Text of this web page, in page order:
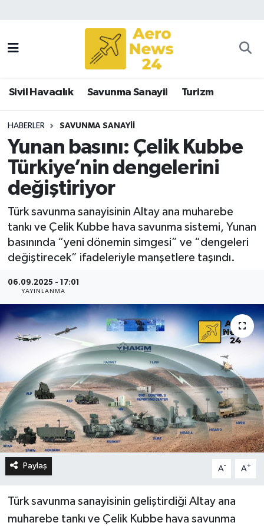
Sivil Havacılık Savunma Sanayii Turizm
HABERLER SAVUNMA SANAYII
Yunan basını: Çelik Kubbe
Türkiye’nin dengelerini
değiştiriyor
Türk savunma sanayisinin Altay ana muharebe
tankı ve Çelik Kubbe hava savunma sistemi, Yunan
basınında “yeni dönemin simgesi” ve “dengeleri
değiştirecek” ifadeleriyle manşetlere taşındı.
06.09.2025 - 17:01
YAYINLANMA
Paylaş A- A+
Türk savunma sanayisinin geliştirdiği Altay ana
muharebe tankı ve Çelik Kubbe hava savunma